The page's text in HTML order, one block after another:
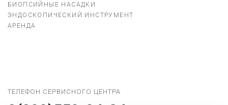
БИОПСИЙНЫЕ НАСАДКИ
ЭНДОСКОПИЧЕСКИЙ ИНСТРУМЕНТ
АРЕНДА
ТЕЛЕФОН СЕРВИСНОГО ЦЕНТРА